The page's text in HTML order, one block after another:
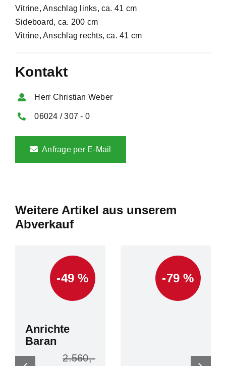
Vitrine, Anschlag links, ca. 41 cm
Sideboard, ca. 200 cm
Vitrine, Anschlag rechts, ca. 41 cm
Kontakt
Herr Christian Weber
06024 / 307 - 0
Anfrage per E-Mail
Weitere Artikel aus unserem
Abverkauf
Anrichte
Baran
-49 %
2.560
-79 %